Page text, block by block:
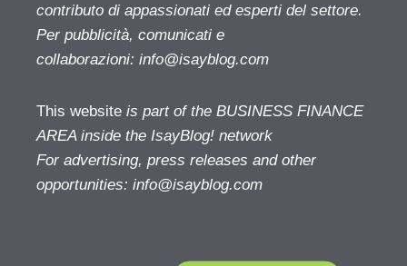
contributo di appassionati ed esperti del settore.
Per pubblicità, comunicati e
collaborazioni: info@isayblog.com
This website is part of the BUSINESS FINANCE
AREA inside the IsayBlog! network
For advertising, press releases and other
opportunities: info@isayblog.com